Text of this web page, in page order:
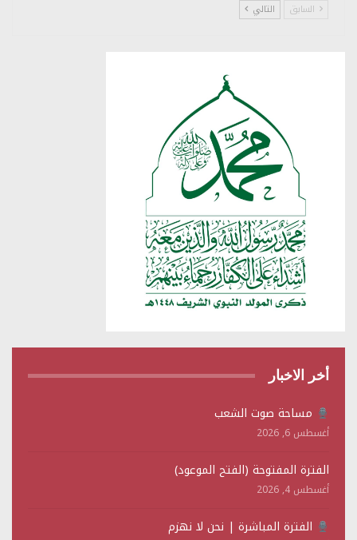
السابق التالي
أخر الاخبار
مساحة صوت الشعب
أغسطس 6, 2026
الفترة المفتوحة (الفتح الموعود)
أغسطس 4, 2026
الفترة المباشرة | نحن لا نهزم